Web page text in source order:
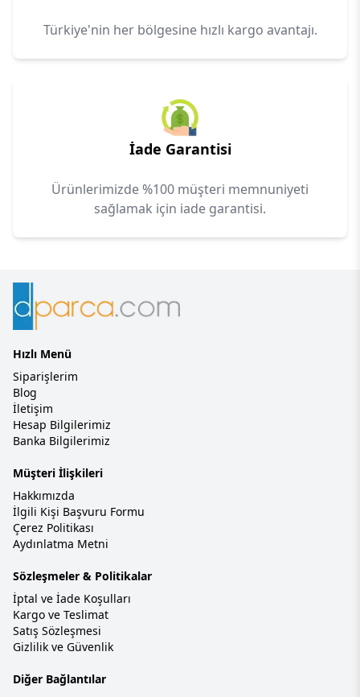
Türkiye'nin her bölgesine hızlı kargo avantajı.
İade Garantisi
Ürünlerimizde %100 müşteri memnuniyeti
sağlamak için iade garantisi.
Hızlı Menü
Siparişlerim
Blog
İletişim
Hesap Bilgilerimiz
Banka Bilgilerimiz
Müşteri İlişkileri
Hakkımızda
İlgili Kişi Başvuru Formu
Çerez Politikası
Aydınlatma Metni
Sözleşmeler & Politikalar
İptal ve İade Koşulları
Kargo ve Teslimat
Satış Sözleşmesi
Gizlilik ve Güvenlik
Diğer Bağlantılar